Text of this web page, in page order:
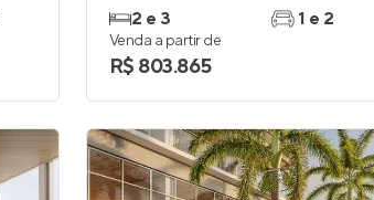
2 e 3
1 e 2
Venda a partir de
R$ 803.865